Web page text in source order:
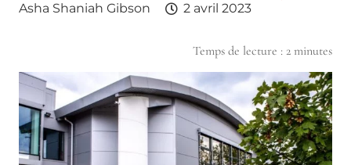
Asha Shaniah Gibson 2 avril 2023
Temps de lecture : 2 minutes